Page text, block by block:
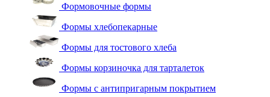
Формовочные формы
Формы хлебопекарные
Формы для тостового хлеба
Формы корзиночка для тарталеток
Формы с антипригарным покрытием